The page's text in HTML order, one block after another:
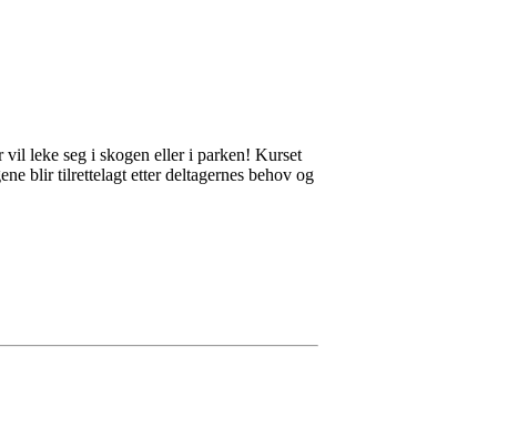
leke seg i skogen eller i parken! Kurset
blir tilrettelagt etter deltagernes behov og